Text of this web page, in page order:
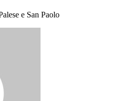
e San Paolo